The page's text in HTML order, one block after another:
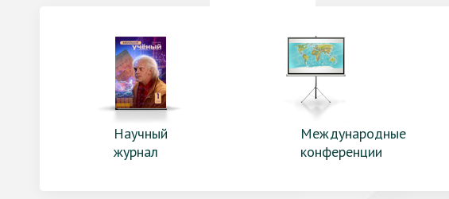
Научный
журнал
Международные
конференции